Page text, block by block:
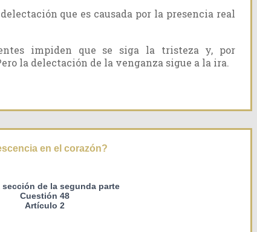
que es causada por la presencia real
impiden que se siga la tristeza y, por
la delectación de la venganza sigue a la ira.
en el corazón?
sección de la segunda parte
Cuestión 48
Artículo 2